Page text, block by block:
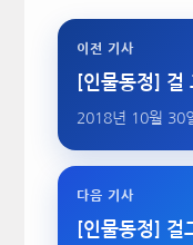
이전 기사
[인물동정] 걸
2018년 10월 30
다음 기사
[인물동정] 걸